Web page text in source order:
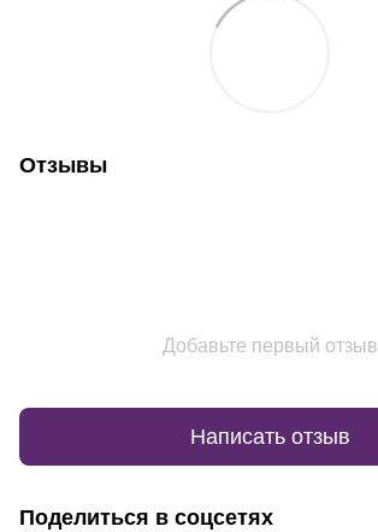
Отзывы
Добавьте первый отзыв
Написать отзыв
Поделиться в соцсетях